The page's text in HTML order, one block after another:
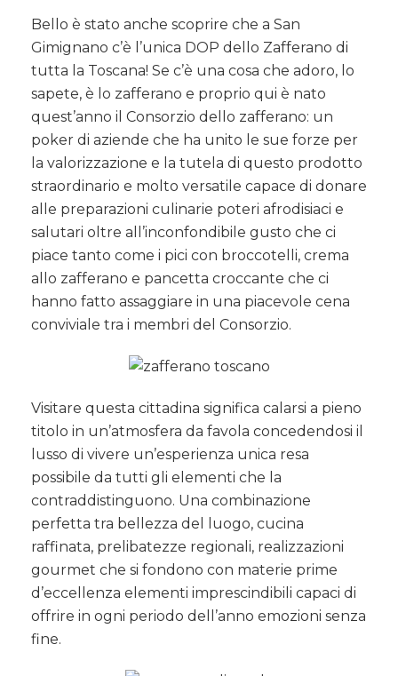
Bello è stato anche scoprire che a San
Gimignano c’è l’unica DOP dello Zafferano di
tutta la Toscana! Se c’è una cosa che adoro, lo
sapete, è lo zafferano e proprio qui è nato
quest’anno il Consorzio dello zafferano: un
poker di aziende che ha unito le sue forze per
la valorizzazione e la tutela di questo prodotto
straordinario e molto versatile capace di donare
alle preparazioni culinarie poteri afrodisiaci e
salutari oltre all’inconfondibile gusto che ci
piace tanto come i pici con broccotelli, crema
allo zafferano e pancetta croccante che ci
hanno fatto assaggiare in una piacevole cena
conviviale tra i membri del Consorzio.
Visitare questa cittadina significa calarsi a pieno
titolo in un’atmosfera da favola concedendosi il
lusso di vivere un’esperienza unica resa
possibile da tutti gli elementi che la
contraddistinguono. Una combinazione
perfetta tra bellezza del luogo, cucina
raffinata, prelibatezze regionali, realizzazioni
gourmet che si fondono con materie prime
d’eccellenza elementi imprescindibili capaci di
offrire in ogni periodo dell’anno emozioni senza
fine.